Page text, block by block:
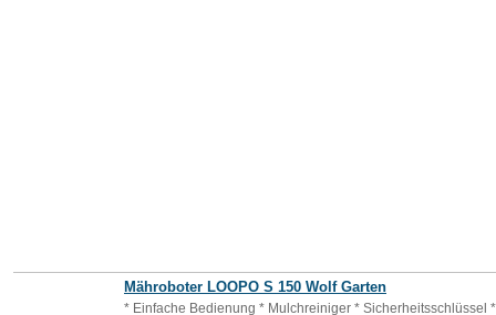
Mähroboter LOOPO S 150 Wolf Garten
* Einfache Bedienung * Mulchreiniger * Sicherheitsschlüssel